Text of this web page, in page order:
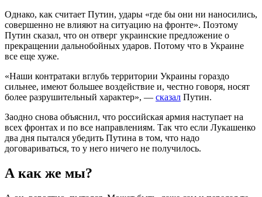
Однако, как считает Путин, удары «где бы они ни наносились,
совершенно не влияют на ситуацию на фронте». Поэтому
Путин сказал, что он отверг украинские предложение о
прекращении дальнобойных ударов. Потому что в Украине
все еще хуже.
«Наши контратаки вглубь территории Украины гораздо
сильнее, имеют большее воздействие и, честно говоря, носят
более разрушительный характер», — сказал Путин.
Заодно снова объяснил, что российская армия наступает на
всех фронтах и по все направлениям. Так что если Лукашенко
два дня пытался убедить Путина в том, что надо
договариваться, то у него ничего не получилось.
А как же мы?